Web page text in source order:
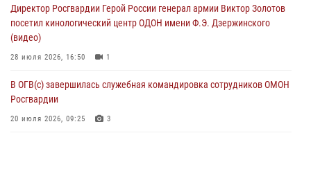
Смольного собора в Санкт-Петербурге (видео)
3 1
Директор Росгвардии Герой России генерал армии Виктор Золотов
посетил кинологический центр ОДОН имени Ф.Э. Дзержинского
(видео)
28 июля 2026, 16:50 1
В ОГВ(с) завершилась служебная командировка сотрудников ОМОН
Росгвардии
20 июля 2026, 09:25 3